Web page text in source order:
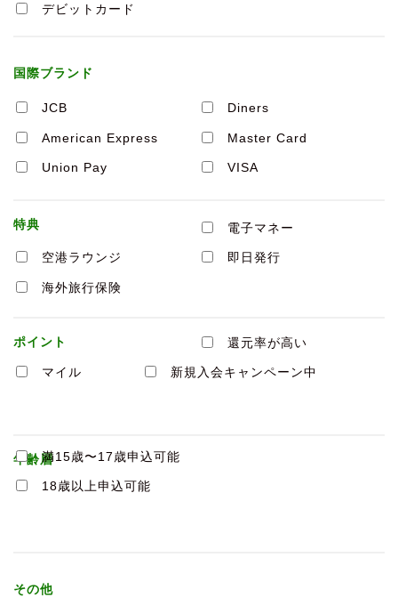
デビットカード
電子マネー
空港ラウンジ 即日発行
海外旅行保険
還元率が高い
マイル 新規入会キャンペーン中
満15歳〜17歳申込可能
18歳以上申込可能
国際ブランド
JCB Diners
American Express Master Card
Union Pay VISA
特典
ポイント
年齢層
その他